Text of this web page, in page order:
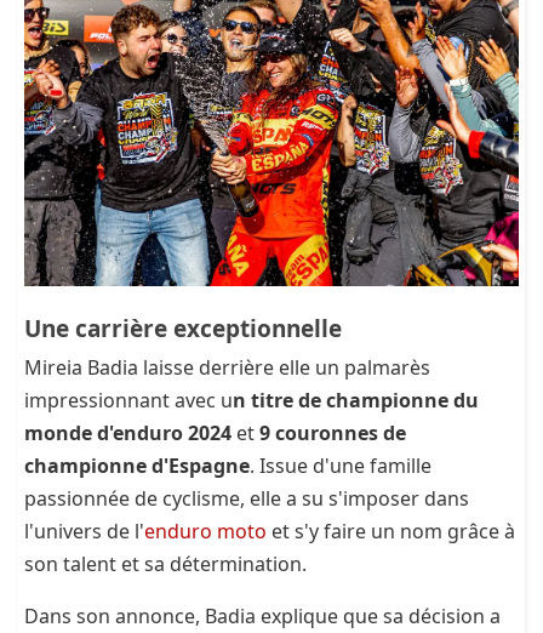
Une carrière exceptionnelle
Mireia Badia laisse derrière elle un palmarès
impressionnant avec un titre de championne du
monde d'enduro 2024 et9 couronnes de
championne d'Espagne. Issue d'une famille
passionnée de cyclisme, elle a su s'imposer dans
l'univers de l'enduro moto et s'y faire un nom grâce à
son talent et sa détermination.
Dans son annonce, Badia explique que sa décision a